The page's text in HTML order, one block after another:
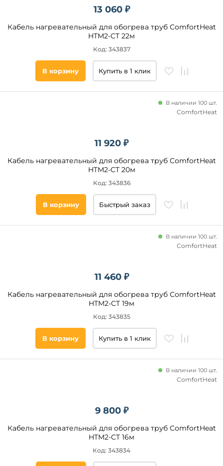
13 060 ₽
Кабель нагревательный для обогрева труб ComfortHeat
HTM2-CT 22м
Код: 343837
В корзину Купить в 1 клик
11 920 ₽
Кабель нагревательный для обогрева труб ComfortHeat
HTM2-CT 20м
В наличии 100 шт.
Код: 343836
ComfortHeat
В корзину Быстрый заказ
11 460 ₽
Кабель нагревательный для обогрева труб ComfortHeat
HTM2-CT 19м
В наличии 100 шт.
Код: 343835
ComfortHeat
В корзину Купить в 1 клик
9 800 ₽
Кабель нагревательный для обогрева труб ComfortHeat
HTM2-CT 16м
В наличии 100 шт.
Код: 343834
ComfortHeat